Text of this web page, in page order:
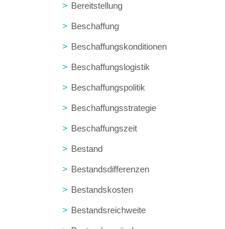
> Bereitstellung
> Beschaffung
> Beschaffungskonditionen
> Beschaffungslogistik
> Beschaffungspolitik
> Beschaffungsstrategie
> Beschaffungszeit
> Bestand
> Bestandsdifferenzen
> Bestandskosten
> Bestandsreichweite